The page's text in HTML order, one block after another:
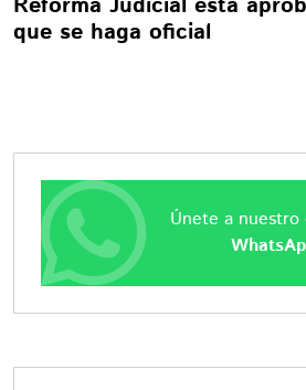
que se haga oficial
Únete a nuestro